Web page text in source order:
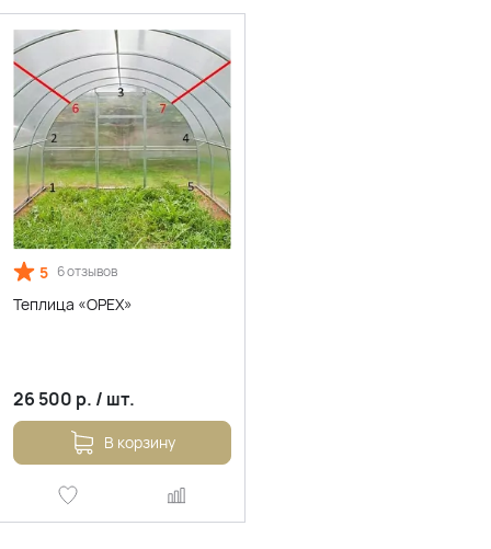
5 6 отзывов
Теплица «ОРЕХ»
26 500 р. / шт.
В корзину